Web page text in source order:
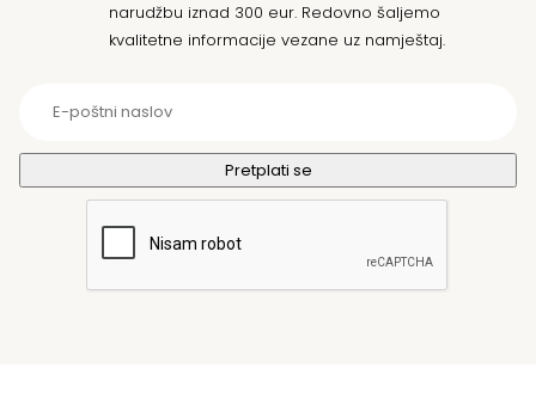
narudžbu iznad 300 eur. Redovno šaljemo
kvalitetne informacije vezane uz namještaj.